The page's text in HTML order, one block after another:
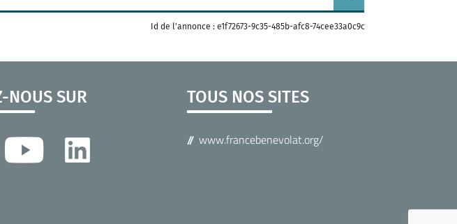
Id de l'annonce : e1f72673-9c35-485b-afc8-74cee33a0c9c
NOUS SUR TOUS NOS SITES
www.francebenevolat.org/